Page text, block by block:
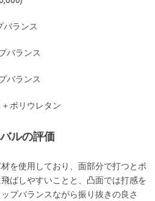
ランス
バランス
バランス
ポリウレタン
ルの評価
を使用しており、面部分で打つとボ
ばしやすいことと、凸面では打感を
プバランスながら振り抜きの良さ